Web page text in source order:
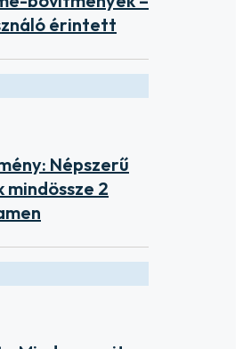
érintett
Népszerű
2